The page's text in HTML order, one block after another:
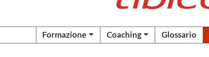
Formazione Coaching Glossario